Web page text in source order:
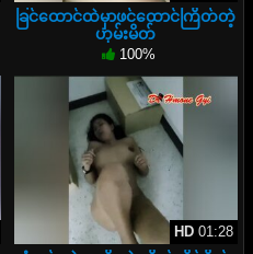
ခြင်ထောင်ထဲမှာဖင်ထောင်ကြိတ်တဲ့
ဟုမ်းမိတ်
100%
HD01:28